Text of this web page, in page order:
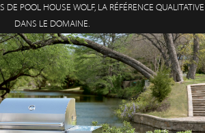
DE POOL HOUSE WOLF, LA RÉFÉRENCE QUALITATIVE
DANS LE DOMAINE.